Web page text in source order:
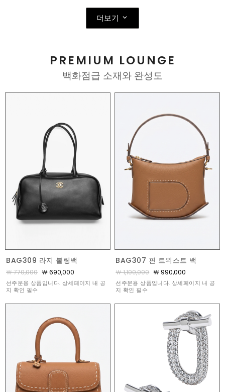
더보기
PREMIUM LOUNGE
백화점급 소재와 완성도
BAG309 라지 볼링백
￦ 770,000 ￦ 690,000
선주문용 상품입니다. 상세페이지 내 공
지 확인 필수
BAG307 핀 트위스트 백
￦ 1,100,000 ￦ 990,000
선주문용 상품입니다. 상세페이지 내 공
지 확인 필수